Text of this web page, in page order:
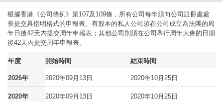
根據香港《公司條例》第107及109條，所有公司每年須向公司註冊處處
長提交具指明格式的申報表。有股本的私人公司須在公司成立為法團的周
年日後42天內提交周年申報表；其他公司則須在公司舉行周年大會的日期
後42天內提交周年申報表。
年度 開始時間 結束時間
2026年 2020年09月13日 2020年10月25日
2020年 2020年09月13日 2020年10月25日